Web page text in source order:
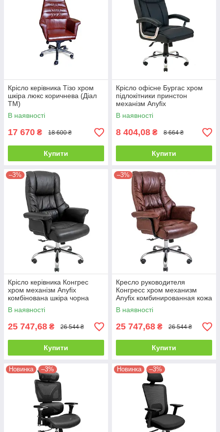
Крісло керівника Тізо хром
шкіра люкс коричнева (Діал
ТМ)
В наявності
17 670 ₴ 18 600 ₴
Купити
Крісло офісне Бургас хром
підлокітники принстон
механізм Anyfix
шкірозамінник Чорний
(Richman ТМ)
В наявності
8 404,08 ₴ 8 664 ₴
Купити
–3%
Крісло керівника Конгрес
хром механізм Anyfix
комбінована шкіра чорна
(Richman ТМ)
В наявності
25 747,68 ₴ 26 544 ₴
Купити
–3%
Кресло руководителя
Конгресс хром механизм
Anyfix комбинированная кожа
коричневая (Richman ТМ)
В наявності
25 747,68 ₴ 26 544 ₴
Купити
Новинка –3% Новинка –3%